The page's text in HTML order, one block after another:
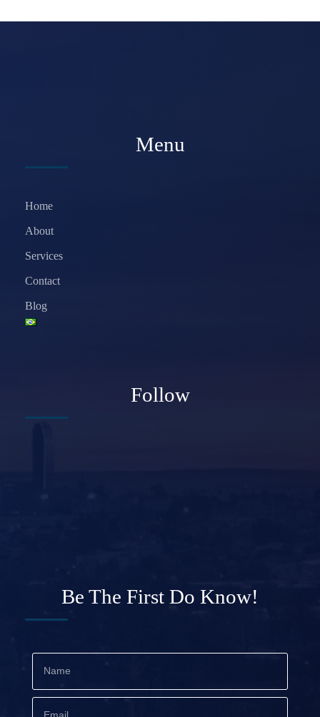
Menu
Home
About
Services
Contact
Blog
Follow
Be The First Do Know!